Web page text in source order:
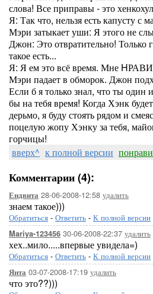
слова! Все приправы - это
Я: Так что, нельзя есть капусту с
Мэри затыкает уши: Я этого не
Джон: Это отвратительно! Только
такое есть...
Я: Я ем это всё время. Мне
Мэри падает в обморок. Джон
Если б я только знал, что ты один
бы на тебя время! Когда Хэнк
дерьмо, я буду стоять рядом и
поцелую жопу Хэнку за тебя,
горчицы!
вверх^ к полной версии
Комментарии (4):
Ендвита 28-06-2008-12:58 удалить
знаем такое)))
Обратиться - Ответить - К полной версии
Mariya-123456 30-06-2008-22:37 удалить
хех..мило.....впервые увидела=)
Обратиться - Ответить - К полной версии
Янта 03-07-2008-17:19 удалить
что это??)))